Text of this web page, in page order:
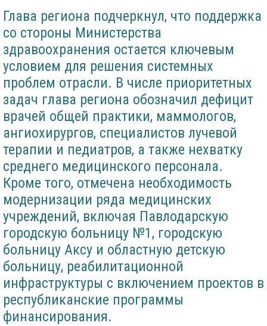
Глава региона подчеркнул, что поддержка
со стороны Министерства
здравоохранения остается ключевым
условием для решения системных
проблем отрасли. В числе приоритетных
задач глава региона обозначил дефицит
врачей общей практики, маммологов,
ангиохирургов, специалистов лучевой
терапии и педиатров, а также нехватку
среднего медицинского персонала.
Кроме того, отмечена необходимость
модернизации ряда медицинских
учреждений, включая Павлодарскую
городскую больницу №1, городскую
больницу Аксу и областную детскую
больницу, реабилитационной
инфраструктуры с включением проектов в
республиканские программы
финансирования.